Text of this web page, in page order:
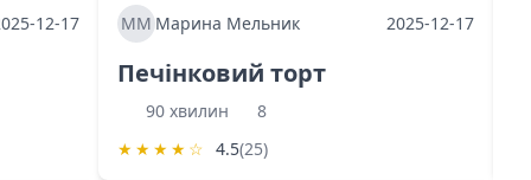
12-17 МММарина Мельник 2025-12-17
Печінковий торт
90 хвилин
8
★ ★ ★ ★ ☆ 4.5(25)